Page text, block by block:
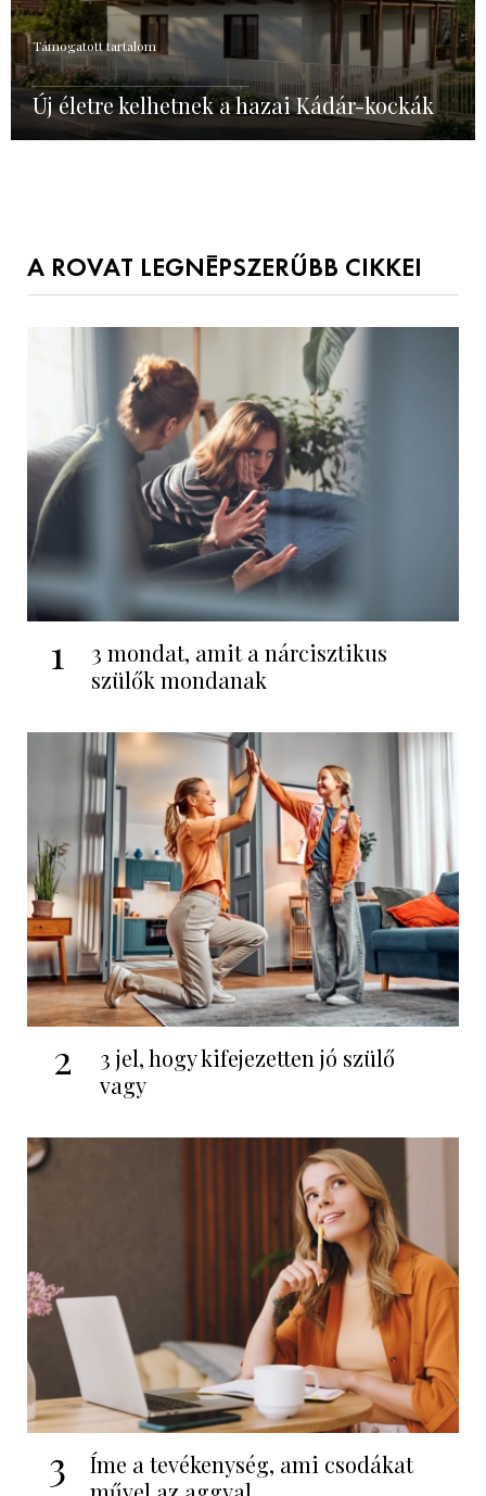
Támogatott tartalom
Új életre kelhetnek a hazai Kádár-kockák
A ROVAT LEGNÉPSZERŰBB CIKKEI
1
3 mondat, amit a nárcisztikus
szülők mondanak
2
3 jel, hogy kifejezetten jó szülő
vagy
3
Íme a tevékenység, ami csodákat